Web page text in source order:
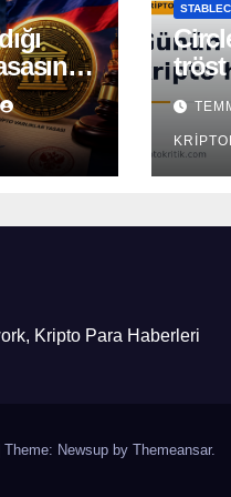
tröst
Kripto Para Haberleri
Theme: Newsup by Themeansar.